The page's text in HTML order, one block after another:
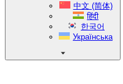
中文 (简体)
हिंदी
한국어
Українська